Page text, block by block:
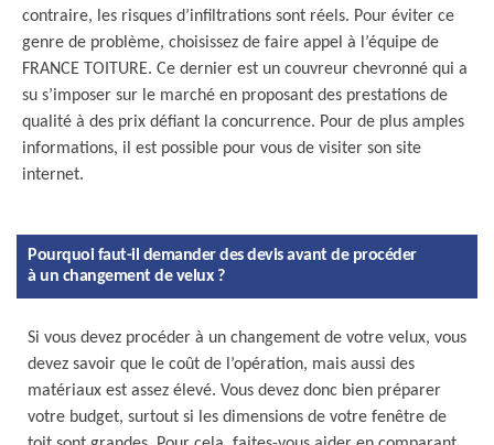
contraire, les risques d’infiltrations sont réels. Pour éviter ce
genre de problème, choisissez de faire appel à l’équipe de
FRANCE TOITURE. Ce dernier est un couvreur chevronné qui a
su s’imposer sur le marché en proposant des prestations de
qualité à des prix défiant la concurrence. Pour de plus amples
informations, il est possible pour vous de visiter son site
internet.
Pourquoi faut-il demander des devis avant de procéder
à un changement de velux ?
Si vous devez procéder à un changement de votre velux, vous
devez savoir que le coût de l’opération, mais aussi des
matériaux est assez élevé. Vous devez donc bien préparer
votre budget, surtout si les dimensions de votre fenêtre de